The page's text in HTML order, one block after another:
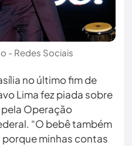
- Redes Sociais
no último fim de
Lima fez piada sobre
Operação
“O bebê também
minhas contas